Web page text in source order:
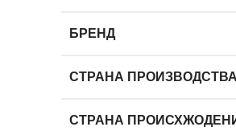
БРЕНД
СТРАНА ПРОИЗВОДСТВА
СТРАНА